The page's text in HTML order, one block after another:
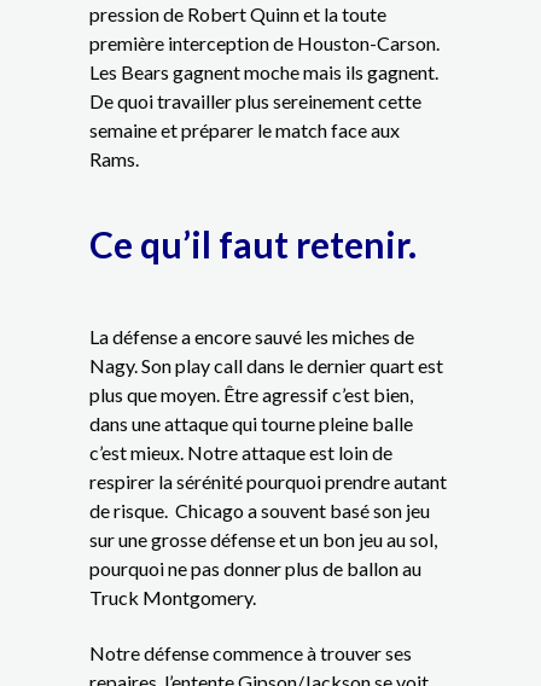
pression de Robert Quinn et la toute
première interception de Houston-Carson.
Les Bears gagnent moche mais ils gagnent.
De quoi travailler plus sereinement cette
semaine et préparer le match face aux
Rams.
Ce qu’il faut retenir.
La défense a encore sauvé les miches de
Nagy. Son play call dans le dernier quart est
plus que moyen. Être agressif c’est bien,
dans une attaque qui tourne pleine balle
c’est mieux. Notre attaque est loin de
respirer la sérénité pourquoi prendre autant
de risque. Chicago a souvent basé son jeu
sur une grosse défense et un bon jeu au sol,
pourquoi ne pas donner plus de ballon au
Truck Montgomery.
Notre défense commence à trouver ses